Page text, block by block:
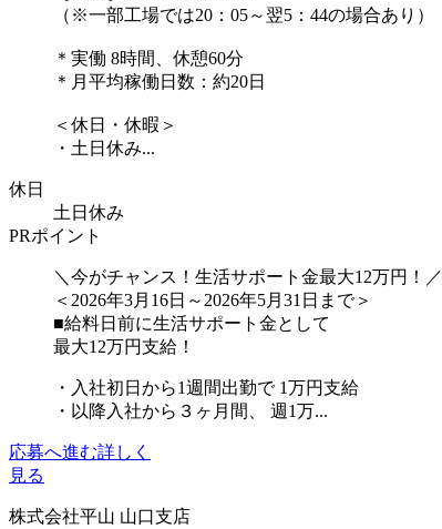
（※一部工場では20：05～翌5：44の場合あり）
＊実働 8時間、休憩60分
＊月平均稼働日数：約20日
＜休日・休暇＞
・土日休み...
休日
土日休み
PRポイント
＼今がチャンス！生活サポート金最大12万円！／
＜2026年3月16日～2026年5月31日まで＞
■給料日前に生活サポート金として
最大12万円支給！
・入社初日から1週間出勤で 1万円支給
・以降入社から３ヶ月間、 週1万...
応募へ進む詳しく
見る
株式会社平山 山口支店